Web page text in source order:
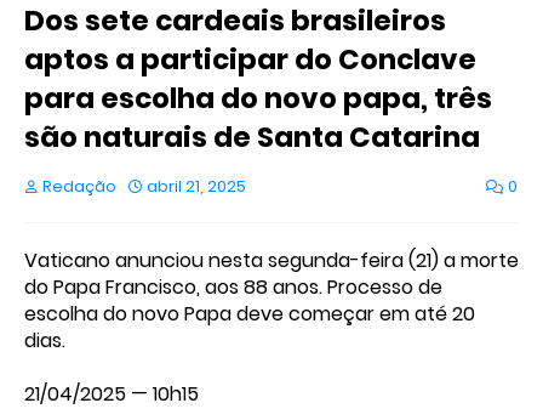
Dos sete cardeais brasileiros
aptos a participar do Conclave
para escolha do novo papa, três
são naturais de Santa Catarina
Redação abril 21, 2025 0
Vaticano anunciou nesta segunda-feira (21) a morte
do Papa Francisco, aos 88 anos. Processo de
escolha do novo Papa deve começar em até 20
dias.
21/04/2025 — 10h15